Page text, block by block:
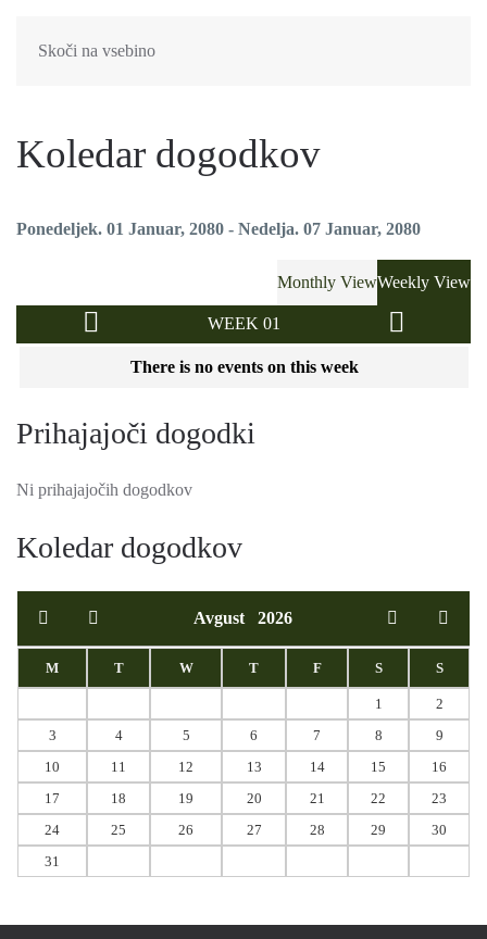
Skoči na vsebino
Koledar dogodkov
Ponedeljek. 01 Januar, 2080 - Nedelja. 07 Januar, 2080
Monthly ViewWeekly View
WEEK 01
There is no events on this week
Prihajajoči dogodki
Ni prihajajočih dogodkov
Koledar dogodkov
Avgust 2026
M T W T F S S
1
2
3
4 5 6 7 8
9
10
11 12 13 14 15
16
17
18 19 20 21 22
23
24
25 26 27 28 29
30
31